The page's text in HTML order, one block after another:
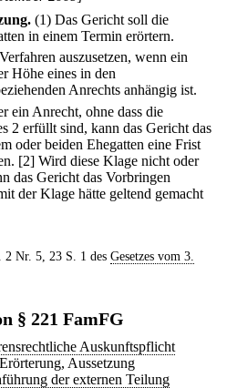
(1) Das Gericht soll die
in einem Termin erörtern.
auszusetzen, wenn ein
Höhe eines in den
Anrechts anhängig ist.
ein Anrecht, ohne dass die
2 erfüllt sind, kann das Gericht das
oder beiden Ehegatten eine Frist
[2] Wird diese Klage nicht oder
das Gericht das Vorbringen
der Klage hätte geltend gemacht
2 Nr. 5, 23 S. 1 des Gesetzes vom 3.
§ 221 FamFG
Auskunftspflicht
Aussetzung
der externen Teilung